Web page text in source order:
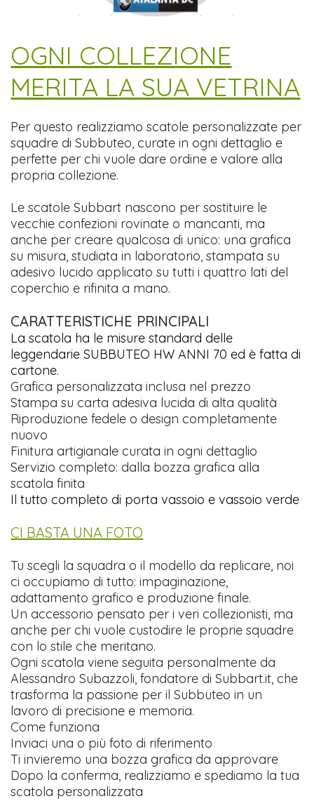
​OGNI COLLEZIONE
MERITA LA SUA VETRINA
Per questo realizziamo scatole personalizzate per
squadre di Subbuteo, curate in ogni dettaglio e
perfette per chi vuole dare ordine e valore alla
propria collezione.
Le scatole Subbart nascono per sostituire le
vecchie confezioni rovinate o mancanti, ma
anche per creare qualcosa di unico: una grafica
su misura, studiata in laboratorio, stampata su
adesivo lucido applicato su tutti i quattro lati del
coperchio e rifinita a mano.
CARATTERISTICHE PRINCIPALI
La scatola ha le misure standard delle
leggendarie SUBBUTEO HW ANNI 70 ed è fatta di
cartone.
Grafica personalizzata inclusa nel prezzo
Stampa su carta adesiva lucida di alta qualità
Riproduzione fedele o design completamente
nuovo
Finitura artigianale curata in ogni dettaglio
Servizio completo: dalla bozza grafica alla
scatola finita
Il tutto completo di porta vassoio e vassoio verde
CI BASTA UNA FOTO
Tu scegli la squadra o il modello da replicare, noi
ci occupiamo di tutto: impaginazione,
adattamento grafico e produzione finale.
Un accessorio pensato per i veri collezionisti, ma
anche per chi vuole custodire le proprie squadre
con lo stile che meritano.
Ogni scatola viene seguita personalmente da
Alessandro Subazzoli, fondatore di Subbart.it, che
trasforma la passione per il Subbuteo in un
lavoro di precisione e memoria.
Come funziona
Inviaci una o più foto di riferimento
Ti invieremo una bozza grafica da approvare
Dopo la conferma, realizziamo e spediamo la tua
scatola personalizzata